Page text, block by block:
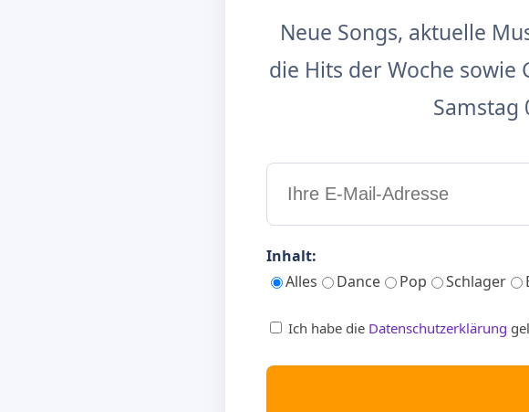
Neue Songs, aktuelle
die Hits der Woche sowie
Samstag
Inhalt:
Alles
Dance Pop Schlager
Ich habe die Datenschutzerklärung